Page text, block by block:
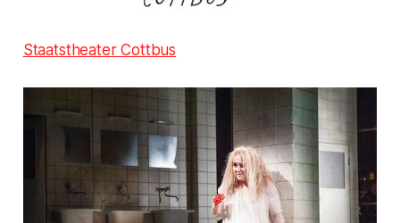
Staatstheater Cottbus